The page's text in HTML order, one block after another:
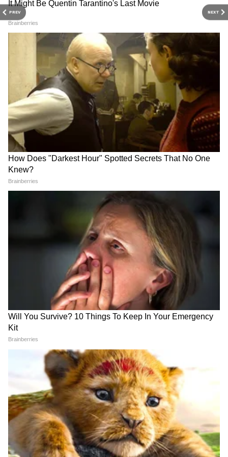
PREV NEXT
Related Articles
Monsoon Rains महाराष्ट्रात २ दिवसात पाऊस कुठे,
हवामान अंदाज
Mumbai Rain Update : मुंबईत मुसळधार, अत्यावश्यक
असेल तरच घराबाहेर पडण्याचं प्रशासनाचं आवाहन
दरड, पूर स्थितीबाबत सतर्क राहण्याचं नागरिकांना
दरडप्रवण क्षेत्रात, ३९२ गावांमध्ये पालक अधिकारी
नेमण्यात आले आहेत. त्यांच्याकडून गावातील लोकांना
वेळोवेळी सूचना दिल्या जात आहेत. २२५ गावांमध्ये
ऑडिओ अलर्ट यंत्रणा कार्यरत करण्यात आली आहे.
RECOMMENDED STORIES
Mumbai Rain Update : मुंबईत
मुसळधार, अत्यावश्यक असेल तरच
घराबाहेर पडण्याचं प्रशासनाचं
मुंबईत पावसानं घातलं थैमान; दोन
जणांचा दुर्दैवी अंत
मुंबईच्या आजी-माजी महापौरांमध्ये
झाला वाद, रितू तावडे पेडणेकरांवर
गुन्हा दाखल करणार?
Bhandup News : भांडुपमध्ये
रस्ता खचला, भल्यामोठ्या खड्ड्यात
टेम्पो कोसळला; नागरिकांमध्ये भीतीचं
वातावरण